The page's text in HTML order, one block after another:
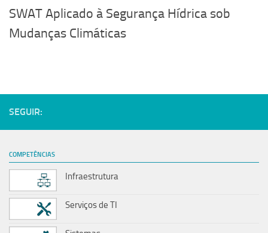
Localização
SWAT Aplicado à Segurança Hídrica sob
Mudanças Climáticas
SEGUIR:
COMPETÊNCIAS
Infraestrutura
Serviços de TI